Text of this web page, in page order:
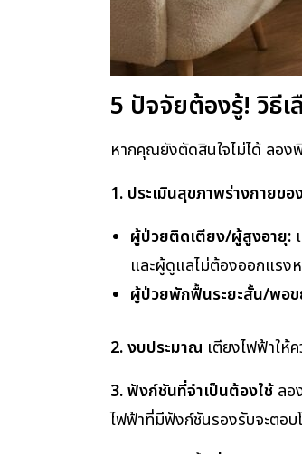
5 ปัจจัยต้องรู้! วิธี
หากคุณยังตัดสินใจไม่ได้ ลอง
1. ประเมินสุขภาพร่างกายข
ผู้ป่วยติดเตียง/ผู้สูงอายุ:
และผู้ดูแลไม่ต้องออกแรง
ผู้ป่วยพักฟื้นระยะสั้น/พอข
2. งบประมาณ เตียงไฟฟ้าให้
3. ฟังก์ชันที่จำเป็นต้องใช้ลอ
ไฟฟ้าที่มีฟังก์ชันรองรับจะตอบ